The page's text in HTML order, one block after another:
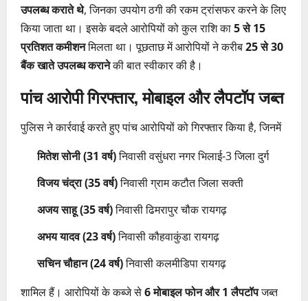
उपलब्ध कराते थे, जिनका उपयोग ठगी की रकम ट्रांसफर करने के लिए
किया जाता था। इसके बदले आरोपियों को कुल राशि का5 से 15
प्रतिशत कमीशनमिलता था। पूछताछ में आरोपियों ने करीब25 से 30
बैंक खाते उपलब्ध करानेकी बात स्वीकार की है।
पांच आरोपी गिरफ्तार, मोबाइल और लैपटॉप जब्त
पुलिस ने कार्रवाई करते हुए पांच आरोपियों को गिरफ्तार किया है, जिनमें
मितेश सोनी (31 वर्ष)निवासी वसुंधरा नगर भिलाई-3 जिला दुर्ग
विजय चंद्रा (35 वर्ष)निवासी ग्राम कटौत जिला सक्ती
अजय साहू (35 वर्ष)निवासी ढिमरापुर चौक रायगढ़
अभय यादव (23 वर्ष)निवासी कौहवाकुंडा रायगढ़
सचिन चौहान (24 वर्ष)निवासी कलमीडिपा रायगढ़
शामिल हैं। आरोपियों के कब्जे से6 मोबाइल फोन और 1 लैपटॉपजब्त